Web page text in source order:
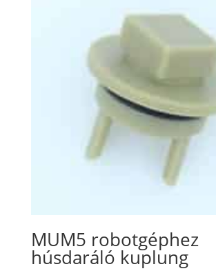
MUM5 robotgéphez
húsdaráló kuplung